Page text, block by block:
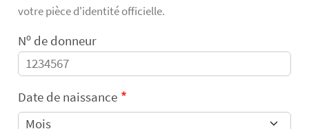
votre pièce d'identité officielle.
Nᵒ de donneur
Date de naissance